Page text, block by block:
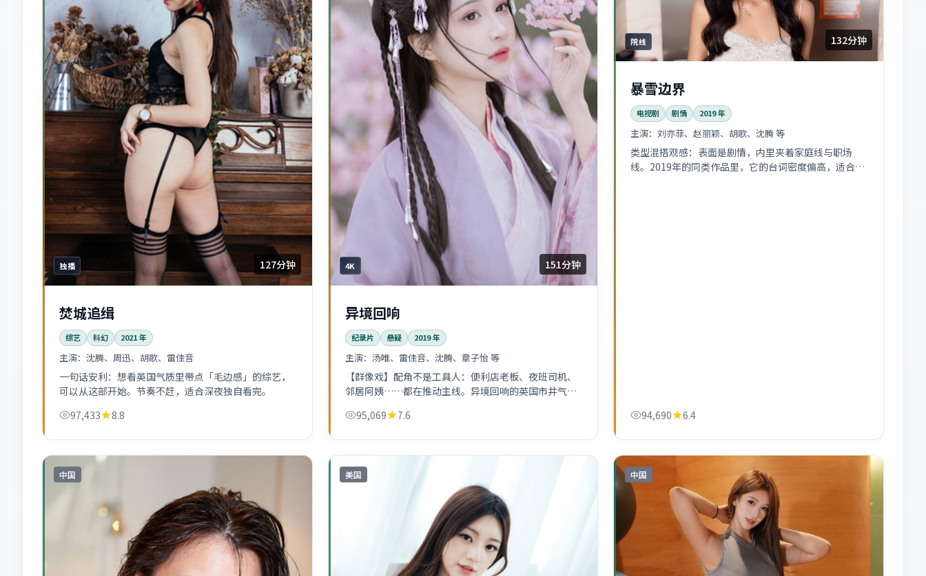
独播 127分钟
焚城追缉
综艺 科幻 2021年
主演： 沈腾、周迅、胡歌、雷佳音
一句话安利：想看英国气质里带点「毛边感」的综艺，
可以从这部开始。节奏不赶，适合深夜独自看完。
97,433
8.8
4K 151分钟
异境回响
纪录片 悬疑 2019年
主演： 汤唯、雷佳音、沈腾、章子怡 等
【群像戏】配角不是工具人：便利店老板、夜班司机、
邻居阿姨……都在推动主线。异境回响的英国市井气息
95,069 7.6
院线 132分钟
暴雪边界
电视剧 剧情 2019年
主演：刘亦菲、赵丽颖、胡歌、沈腾 等
类型混搭观感：表面是剧情，内里夹着家庭线与职场
线。2019年的同类作品里，它的台词密度偏高，适合喜
94,690 6.4
中国 美国 中国